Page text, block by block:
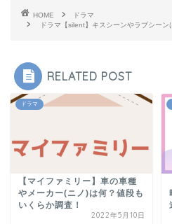
HOME
ドラマ
ドラマ【silent】キスシーンやラブシー
RELATED POST
ドラマ
【マイファミリー】車の車種
やメーカー(ニノ)は何？値段も
いくらか調査！
2022年5月10日